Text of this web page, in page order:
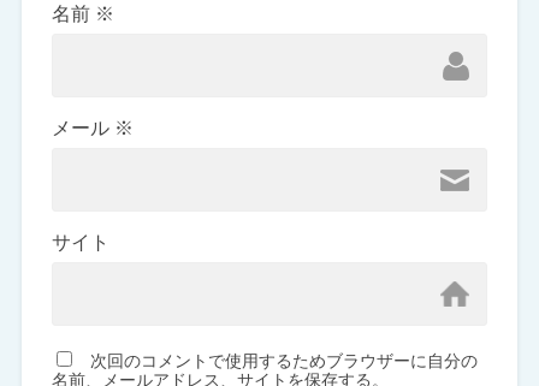
名前 ※
メール ※
サイト
次回のコメントで使用するためブラウザーに自分の
名前、メールアドレス、サイトを保存する。